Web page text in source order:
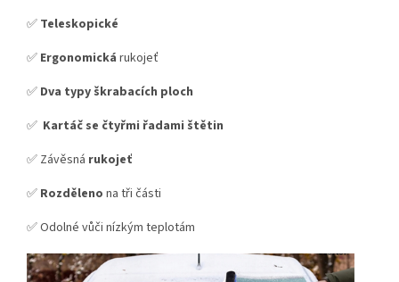
✅ Teleskopické
✅ Ergonomická rukojeť
✅ Dva typy škrabacích ploch
✅ Kartáč se čtyřmi řadami štětin
✅ Závěsná rukojeť
✅ Rozděleno na tři části
✅ Odolné vůči nízkým teplotám